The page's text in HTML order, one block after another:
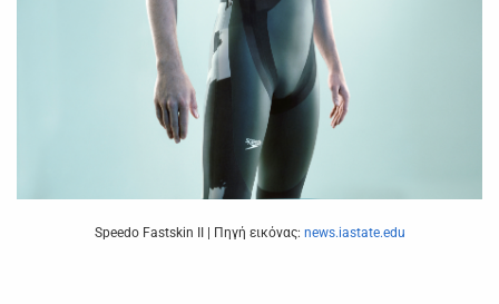
Speedo Fastskin II | Πηγή εικόνας: news.iastate.edu